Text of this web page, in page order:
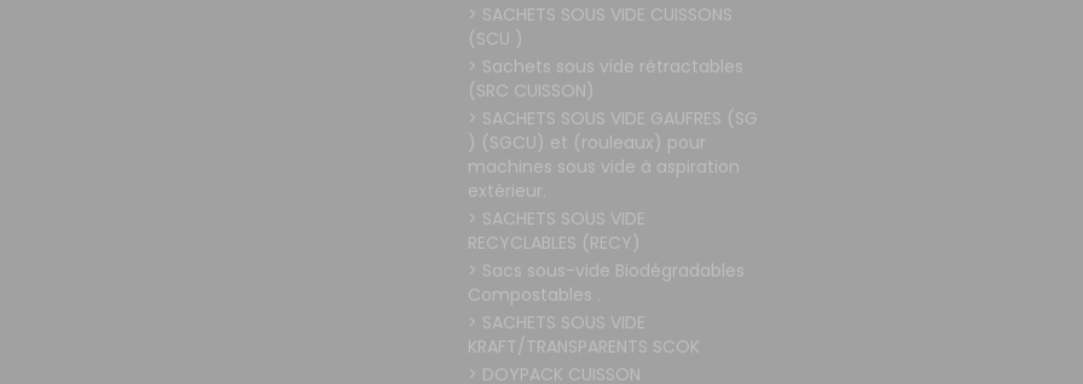
> SACHETS SOUS VIDE CUISSONS
(SCU )
> Sachets sous vide rétractables
(SRC CUISSON)
> SACHETS SOUS VIDE GAUFRES (SG
) (SGCU) et (rouleaux) pour
machines sous vide à aspiration
extérieur.
> SACHETS SOUS VIDE
RECYCLABLES (RECY)
> Sacs sous-vide Biodégradables
Compostables .
> SACHETS SOUS VIDE
KRAFT/TRANSPARENTS SCOK
> DOYPACK CUISSON